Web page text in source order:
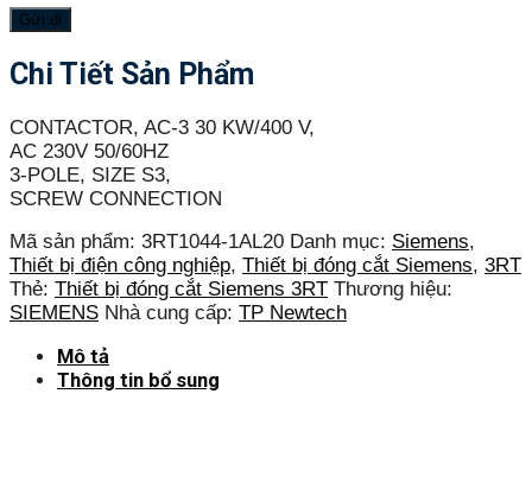
Chi Tiết Sản Phẩm
CONTACTOR, AC-3 30 KW/400 V,
AC 230V 50/60HZ
3-POLE, SIZE S3,
SCREW CONNECTION
Mã sản phẩm: 3RT1044-1AL20 Danh mục: Siemens,
Thiết bị điện công nghiệp, Thiết bị đóng cắt Siemens, 3RT
Thẻ: Thiết bị đóng cắt Siemens 3RT Thương hiệu:
SIEMENS Nhà cung cấp: TP Newtech
Mô tả
Thông tin bổ sung